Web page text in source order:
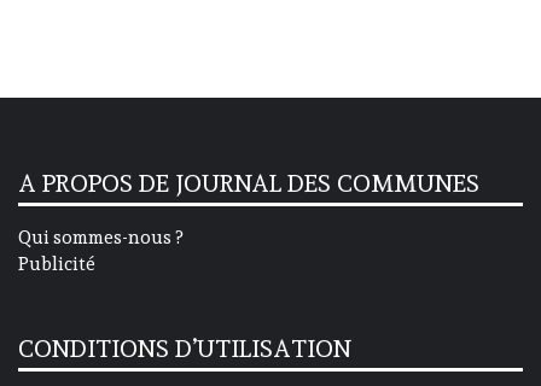
A PROPOS DE JOURNAL DES COMMUNES
Qui sommes-nous ?
Publicité
CONDITIONS D’UTILISATION